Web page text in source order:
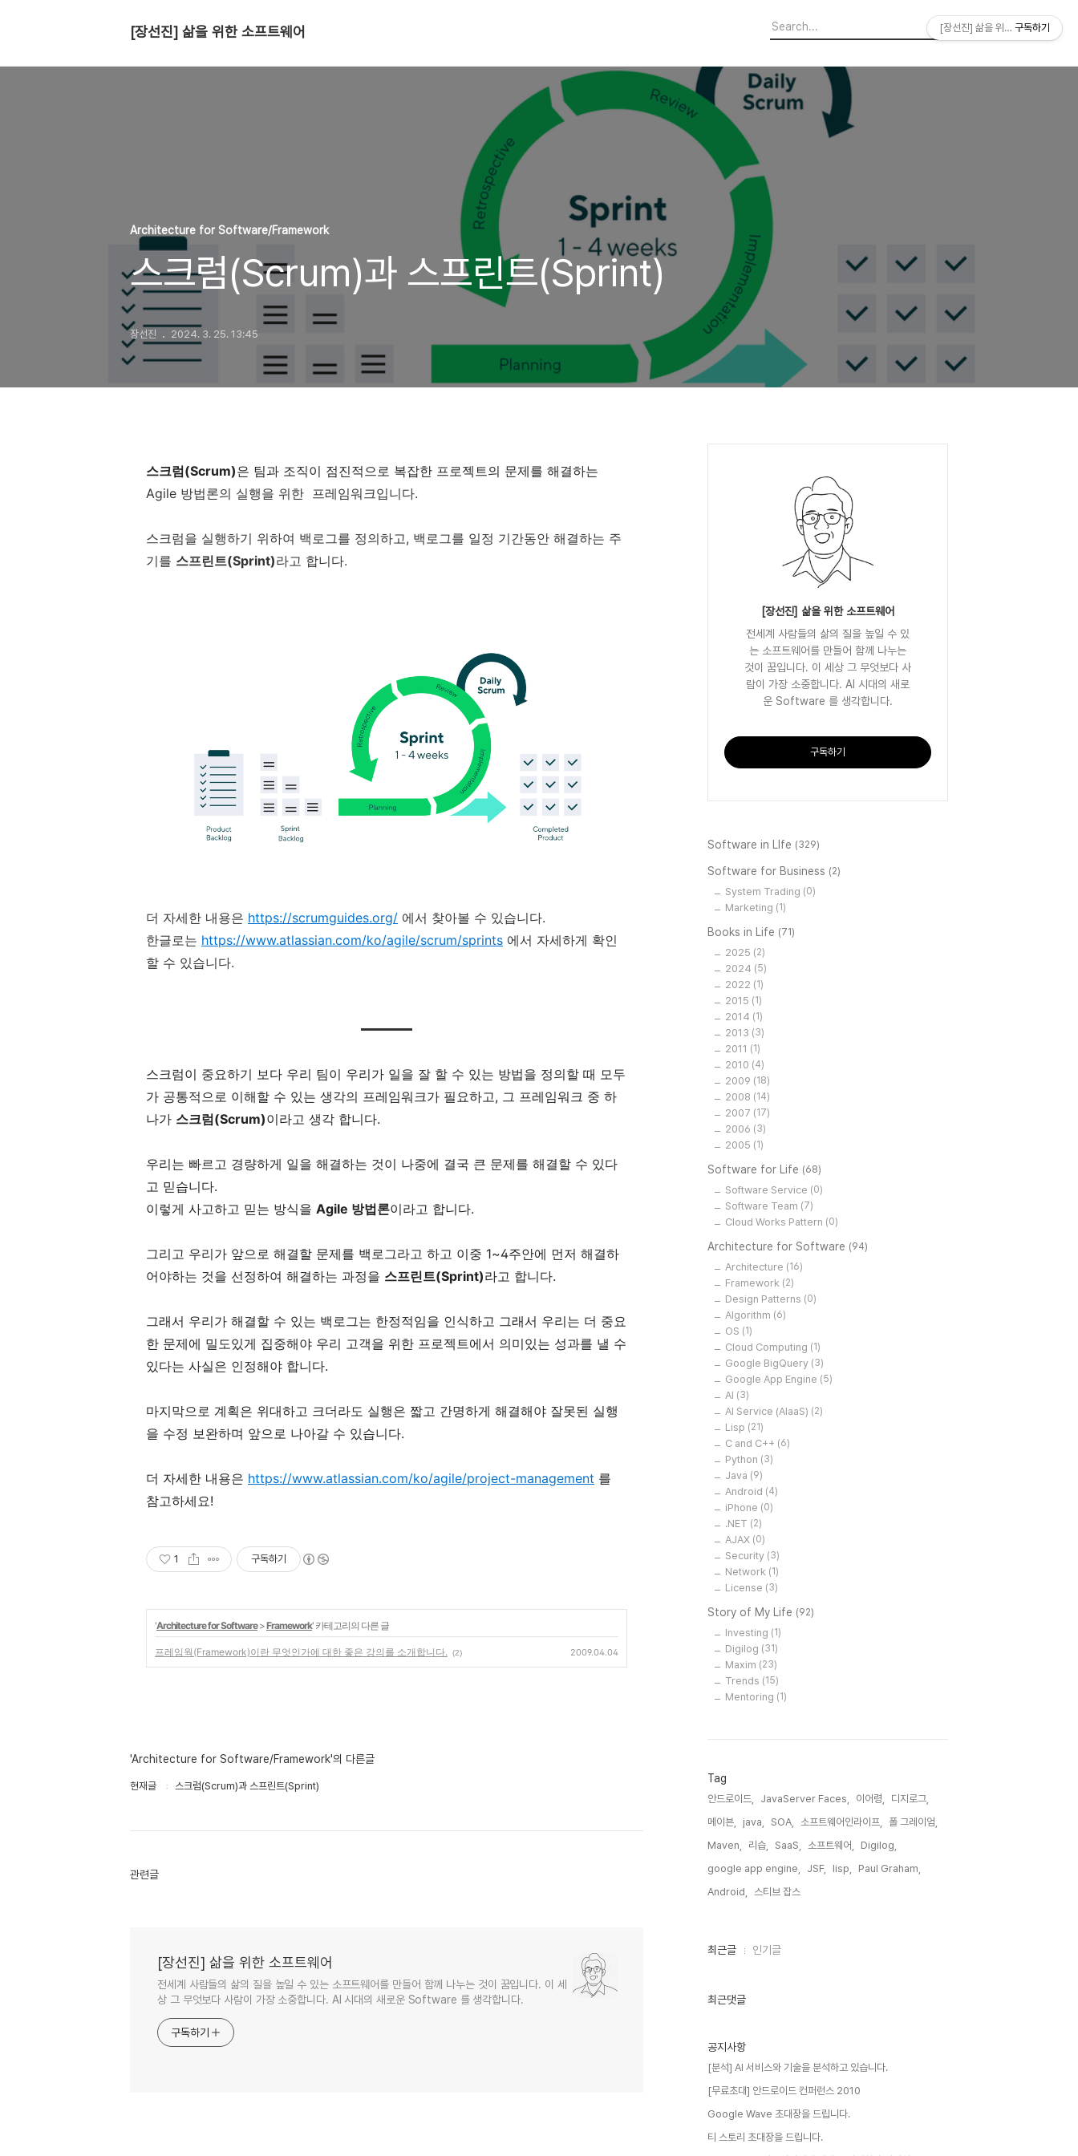
[장선진] 삶을 위한 소프트웨어
Architecture for Software/Framework
스크럼(Scrum)과 스프린트(Sprint)
장선진 2024. 3. 25. 13:45
스크럼(Scrum)은 팀과 조직이 점진적으로 복잡한 프로젝트의 문제를 해결하는
Agile 방법론의 실행을 위한 프레임워크입니다.
스크럼을 실행하기 위하여 백로그를 정의하고, 백로그를 일정 기간동안 해결하는 주
기를 스프린트(Sprint)라고 합니다.
더 자세한 내용은 https://scrumguides.org/ 에서 찾아볼 수 있습니다.
한글로는 https://www.atlassian.com/ko/agile/scrum/sprints 에서 자세하게 확인
할 수 있습니다.
스크럼이 중요하기 보다 우리 팀이 우리가 일을 잘 할 수 있는 방법을 정의할 때 모두
가 공통적으로 이해할 수 있는 생각의 프레임워크가 필요하고, 그 프레임워크 중 하
나가 스크럼(Scrum)이라고 생각 합니다.
우리는 빠르고 경량하게 일을 해결하는 것이 나중에 결국 큰 문제를 해결할 수 있다
고 믿습니다.
이렇게 사고하고 믿는 방식을 Agile 방법론이라고 합니다.
그리고 우리가 앞으로 해결할 문제를 백로그라고 하고 이중 1~4주안에 먼저 해결하
어야하는 것을 선정하여 해결하는 과정을 스프린트(Sprint)라고 합니다.
그래서 우리가 해결할 수 있는 백로그는 한정적임을 인식하고 그래서 우리는 더 중요
한 문제에 밀도있게 집중해야 우리 고객을 위한 프로젝트에서 의미있는 성과를 낼 수
있다는 사실은 인정해야 합니다.
마지막으로 계획은 위대하고 크더라도 실행은 짧고 간명하게 해결해야 잘못된 실행
을 수정 보완하며 앞으로 나아갈 수 있습니다.
더 자세한 내용은 https://www.atlassian.com/ko/agile/project-management 를
참고하세요!
1 구독하기
'Architecture for Software>Framework' 카테고리의 다른 글
프레임웍(Framework)이란 무엇인가에 대한 좋은 강의를 소개합니다. (2) 2009.04.04
'Architecture for Software/Framework'의 다른글
현재글 스크럼(Scrum)과 스프린트(Sprint)
관련글
[장선진] 삶을 위한 소프트웨어
전세계 사람들의 삶의 질을 높일 수 있는 소프트웨어를 만들어 함께 나누는 것이 꿈입니다. 이 세
상 그 무엇보다 사람이 가장 소중합니다. AI 시대의 새로운 Software 를 생각합니다.
구독하기
[장선진] 삶을 위한 소프트웨어
전세계 사람들의 삶의 질을 높일 수 있
는 소프트웨어를 만들어 함께 나누는
것이 꿈입니다. 이 세상 그 무엇보다 사
람이 가장 소중합니다. AI 시대의 새로
운 Software 를 생각합니다.
구독하기
Software in LIfe (329)
Software for Business (2)
System Trading (0)
Marketing (1)
Books in Life (71)
2025 (2)
2024 (5)
2022 (1)
2015 (1)
2014 (1)
2013 (3)
2011 (1)
2010 (4)
2009 (18)
2008 (14)
2007 (17)
2006 (3)
2005 (1)
Software for Life (68)
Software Service (0)
Software Team (7)
Cloud Works Pattern (0)
Architecture for Software (94)
Architecture (16)
Framework (2)
Design Patterns (0)
Algorithm (6)
OS (1)
Cloud Computing (1)
Google BigQuery (3)
Google App Engine (5)
AI (3)
AI Service (AIaaS) (2)
Lisp (21)
C and C++ (6)
Python (3)
Java (9)
Android (4)
iPhone (0)
.NET (2)
AJAX (0)
Security (3)
Network (1)
License (3)
Story of My Life (92)
Investing (1)
Digilog (31)
Maxim (23)
Trends (15)
Mentoring (1)
Tag
안드로이드, JavaServer Faces, 이어령,
디지로그,
메이븐,
java, SOA, 소프트웨어인라이프,
폴 그레이엄,
Maven,
리습, SaaS, 소프트웨어,
Digilog,
google app engine,
JSF, lisp,
Paul Graham,
Android,
스티브 잡스,
최
인
최근글 인기글
최근댓글
공지사항
[분석] AI 서비스와 기술을 분석하고 있습니다.
[무료초대] 안드로이드 컨퍼런스 2010
Google Wave 초대장을 드립니다.
티 스토리 초대장을 드립니다.
[장선진] 삶을 위한 소프트웨어
구독하기